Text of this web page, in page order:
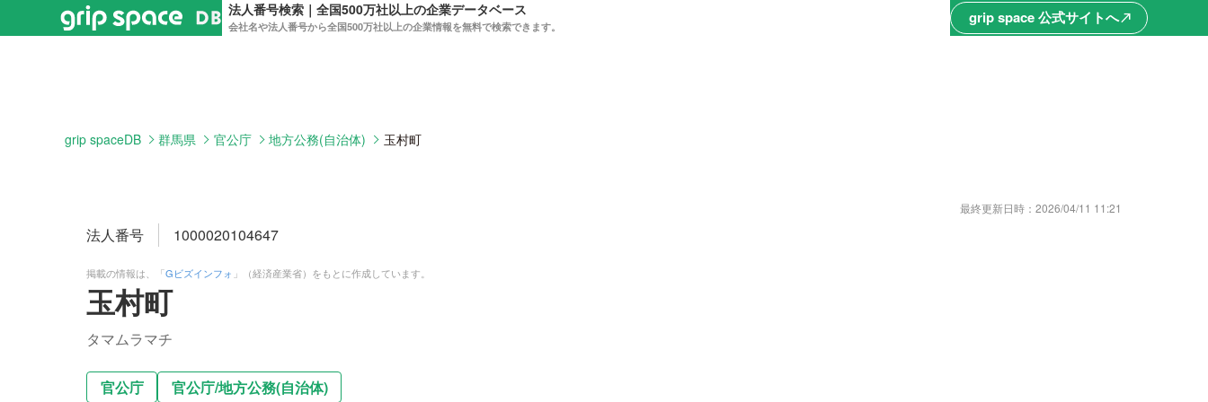
法人番号検索｜全国500万社以上の企業データベース
会社名や法人番号から全国500万社以上の企業情報を無料で検索できます。 grip space 公式サイトへnorth_east
grip spaceDB 群馬県 官公庁 地方公務(自治体) 玉村町
最終更新日時： 2026/04/11 11:21
法人番号 1000020104647
掲載の情報は、「Gビズインフォ 」（経済産業省）をもとに作成しています。
玉村町
タマムラマチ
官公庁 官公庁/地方公務(自治体)